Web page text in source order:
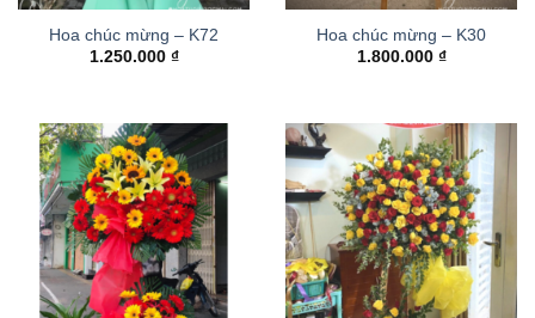
Hoa chúc mừng – K72
1.250.000 ₫
Hoa chúc mừng – K30
1.800.000 ₫